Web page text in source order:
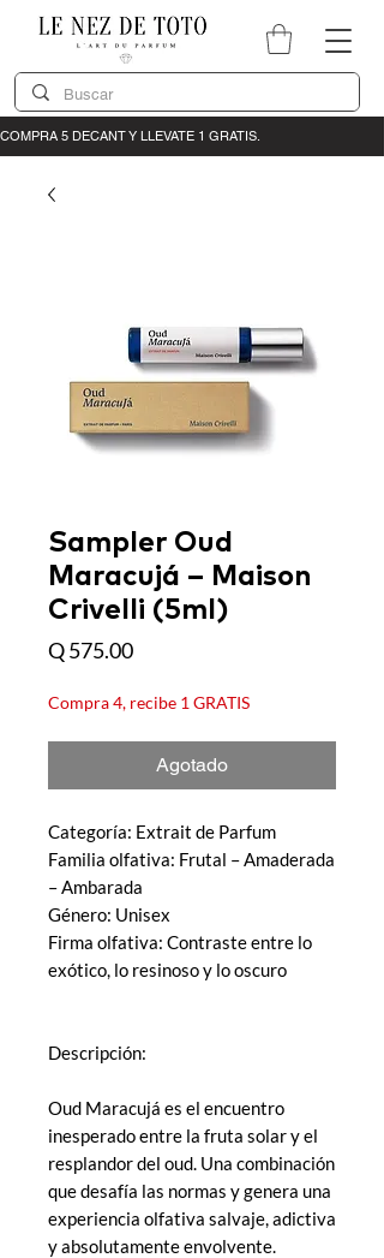
Sampler Oud
Maracujá – Maison
Crivelli (5ml)
Q 575.00Precio
Compra 4, recibe 1 GRATIS
Agotado
Categoría: Extrait de Parfum
Familia olfativa: Frutal – Amaderada
– Ambarada
Género: Unisex
Firma olfativa: Contraste entre lo
exótico, lo resinoso y lo oscuro
Descripción:
Oud Maracujá es el encuentro
inesperado entre la fruta solar y el
resplandor del oud. Una combinación
que desafía las normas y genera una
experiencia olfativa salvaje, adictiva
y absolutamente envolvente.